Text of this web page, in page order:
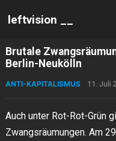
leftvision __
Brutale
Berlin-Neukölln
ANTI-KAPITALISMUS 11. Juli
Auch unter Rot-Rot-Grün
Zwangsräumungen. Am